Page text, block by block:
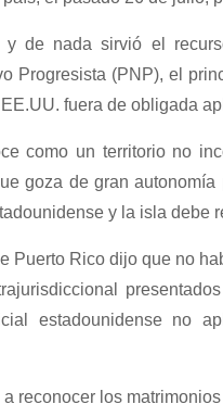
de nada sirvió el
Progresista (PNP), el
fuera de obligada
como un territorio no
goza de gran
y la isla debe
Puerto Rico dijo que no
estadounidense no
reconocer los